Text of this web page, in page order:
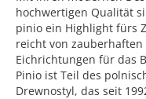
hochwertigen Qualität
pinio ein Highlight fürs
reicht von
Eichrichtungen für das
Pinio ist Teil des
Drewnostyl, das seit